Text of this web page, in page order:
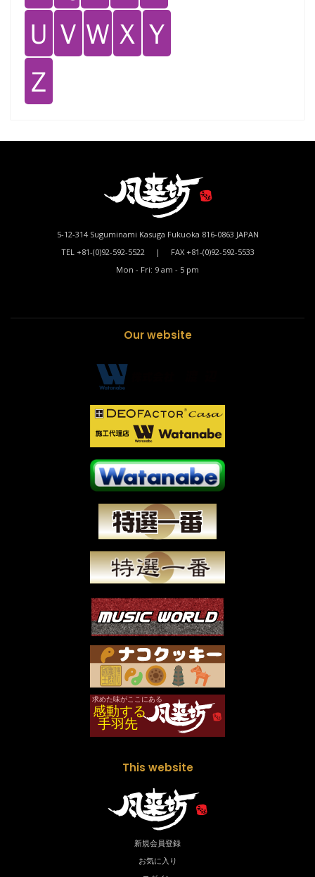
Ｕ Ｖ Ｗ Ｘ Ｙ
Ｚ
5-12-314 Suguminami Kasuga Fukuoka 816-0863 JAPAN
TEL +81-(0)92-592-5522 | FAX +81-(0)92-592-5533
Mon - Fri: 9 am - 5 pm
Our website
This website
新規会員登録
お気に入り